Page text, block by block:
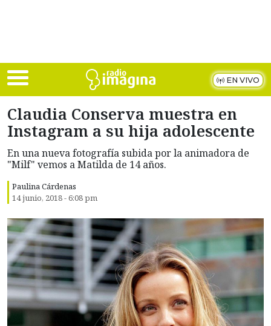
EN VIVO
Claudia Conserva muestra en
Instagram a su hija adolescente
En una nueva fotografía subida por la animadora de
"Milf" vemos a Matilda de 14 años.
Paulina Cárdenas
14 junio, 2018 - 6:08 pm